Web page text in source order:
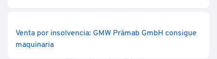
Venta por insolvencia: GMW Prämab GmbH consigue
maquinaria